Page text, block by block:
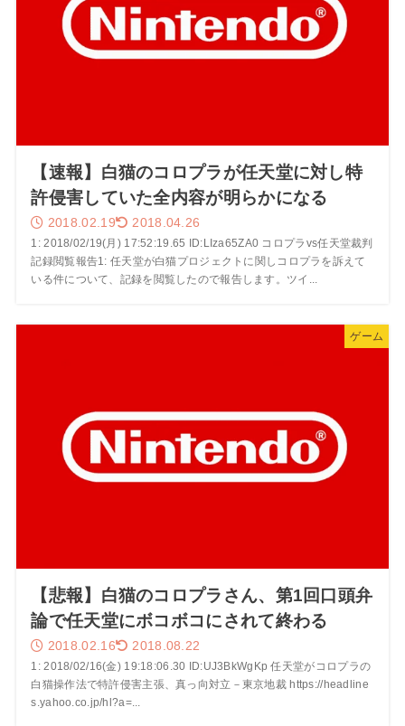
【速報】白猫のコロプラが任天堂に対し特
許侵害していた全内容が明らかになる
2018.02.19 2018.04.26
1: 2018/02/19(月) 17:52:19.65 ID:LIza65ZA0 コロプラvs任天堂裁判
記録閲覧報告1: 任天堂が白猫プロジェクトに関しコロプラを訴えて
いる件について、記録を閲覧したので報告します。ツイ...
ゲーム
【悲報】白猫のコロプラさん、第1回口頭弁
論で任天堂にボコボコにされて終わる
2018.02.16 2018.08.22
1: 2018/02/16(金) 19:18:06.30 ID:UJ3BkWgKp 任天堂がコロプラの
白猫操作法で特許侵害主張、真っ向対立－東京地裁 https://headline
s.yahoo.co.jp/hl?a=...